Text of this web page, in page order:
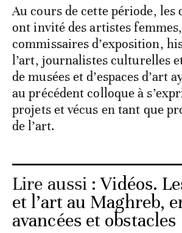
Au cours de cette période, les
ont invité des artistes femmes,
commissaires d’exposition,
l’art, journalistes culturelles
de musées et d’espaces d’art
au précédent colloque à
projets et vécus en tant que
de l’art.
Lire aussi :Vidéos.
et l’art au Maghreb,
avancées et obstacles